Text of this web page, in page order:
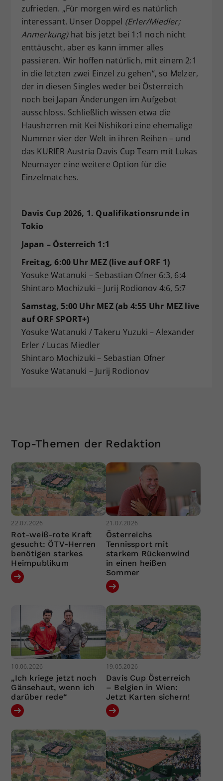
zufrieden. „Für morgen wird es natürlich
interessant. Unser Doppel (Erler/Miedler;
Anmerkung)hat bis jetzt bei 1:1 noch nicht
enttäuscht, aber es kann immer alles
passieren. Wir hoffen natürlich, mit einem 2:1
in die letzten zwei Einzel zu gehen“, so Melzer,
der in diesen Singles weder bei Österreich
noch bei Japan Änderungen im Aufgebot
ausschloss. Schließlich wissen etwa die
Hausherren mit Kei Nishikori eine ehemalige
Nummer vier der Welt in ihren Reihen – und
das KURIER Austria Davis Cup Team mit Lukas
Neumayer eine weitere Option für die
Einzelmatches.
Davis Cup 2026, 1. Qualifikationsrunde in
Tokio
Japan – Österreich 1:1
Freitag, 6:00 Uhr MEZ (live auf ORF 1)
Yosuke Watanuki – Sebastian Ofner 6:3, 6:4
Shintaro Mochizuki – Jurij Rodionov 4:6, 5:7
Samstag, 5:00 Uhr MEZ (ab 4:55 Uhr MEZ live
auf ORF SPORT+)
Yosuke Watanuki / Takeru Yuzuki – Alexander
Erler / Lucas Miedler
Shintaro Mochizuki – Sebastian Ofner
Yosuke Watanuki – Jurij Rodionov
Top-Themen der Redaktion
22.07.2026
Rot-weiß-rote Kraft
gesucht: ÖTV-Herren
benötigen starkes
Heimpublikum
21.07.2026
Österreichs
Tennissport mit
starkem Rückenwind
in einen heißen
Sommer
10.06.2026
„Ich kriege jetzt noch
Gänsehaut, wenn ich
darüber rede“
19.05.2026
Davis Cup Österreich
– Belgien in Wien:
Jetzt Karten sichern!